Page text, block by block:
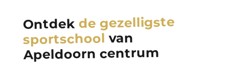
Ontdek de gezelligste
sportschool van
Apeldoorn centrum